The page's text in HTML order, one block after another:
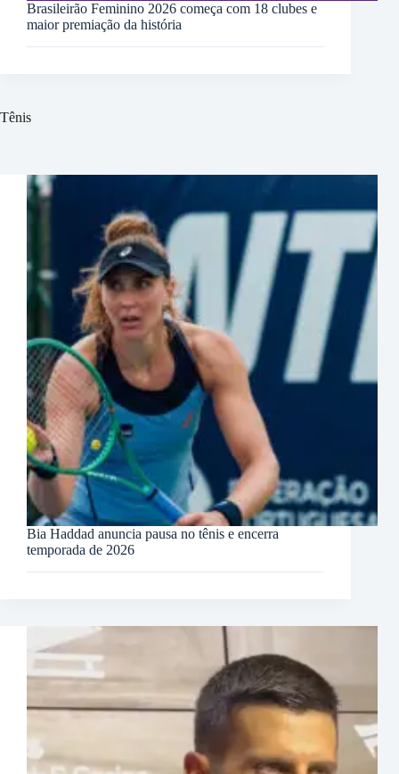
Brasileirão Feminino 2026 começa com 18 clubes e
maior premiação da história
Tênis
Bia Haddad anuncia pausa no tênis e encerra
temporada de 2026